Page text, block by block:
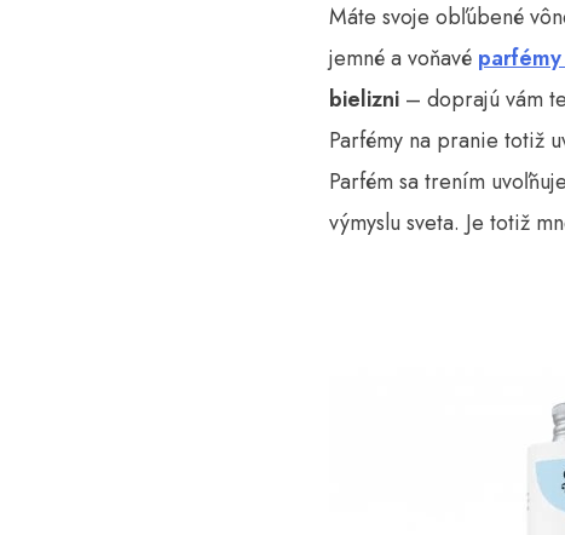
Máte svoje obľúbené
jemné a voňavé
bielizni – doprajú vám
Parfémy na pranie totiž
Parfém sa trením
výmyslu sveta. Je totiž